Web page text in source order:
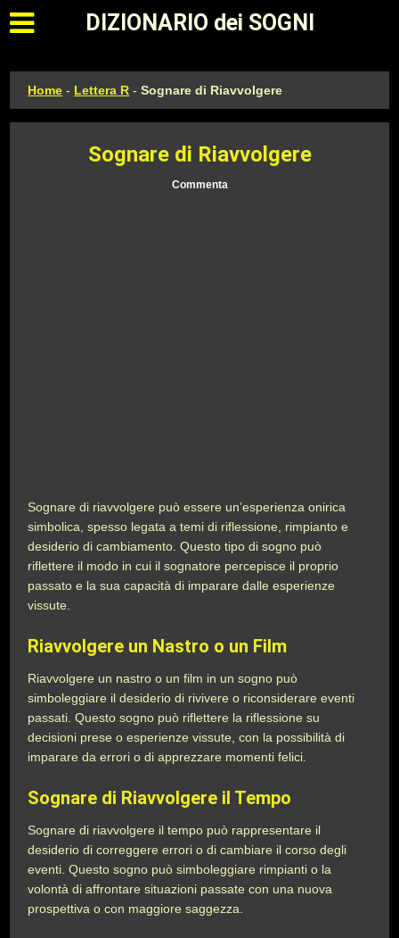
Apri il menu principale
DIZIONARIO dei SOGNI
Home - Lettera R -Sognare di Riavvolgere
Sognare di Riavvolgere
Commenta
Sognare di riavvolgere può essere un’esperienza onirica
simbolica, spesso legata a temi di riflessione, rimpianto e
desiderio di cambiamento. Questo tipo di sogno può
riflettere il modo in cui il sognatore percepisce il proprio
passato e la sua capacità di imparare dalle esperienze
vissute.
Riavvolgere un Nastro o un Film
Riavvolgere un nastro o un film in un sogno può
simboleggiare il desiderio di rivivere o riconsiderare eventi
passati. Questo sogno può riflettere la riflessione su
decisioni prese o esperienze vissute, con la possibilità di
imparare da errori o di apprezzare momenti felici.
Sognare di Riavvolgere il Tempo
Sognare di riavvolgere il tempo può rappresentare il
desiderio di correggere errori o di cambiare il corso degli
eventi. Questo sogno può simboleggiare rimpianti o la
volontà di affrontare situazioni passate con una nuova
prospettiva o con maggiore saggezza.